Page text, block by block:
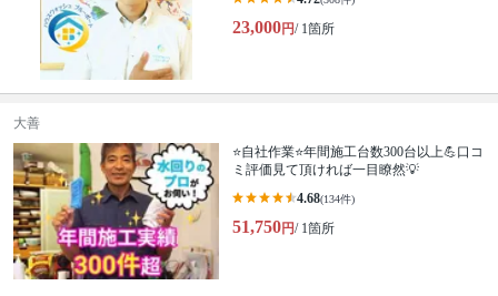
23,000円/ 1箇所
大善
⭐自社作業⭐年間施工台数300台以上💪口コ
ミ評価見て頂ければ一目瞭然💡
4.68(134件)
51,750円/ 1箇所